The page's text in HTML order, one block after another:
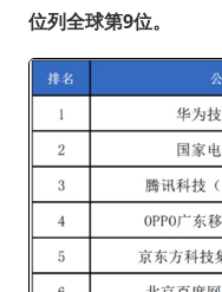
位列全球第9位。